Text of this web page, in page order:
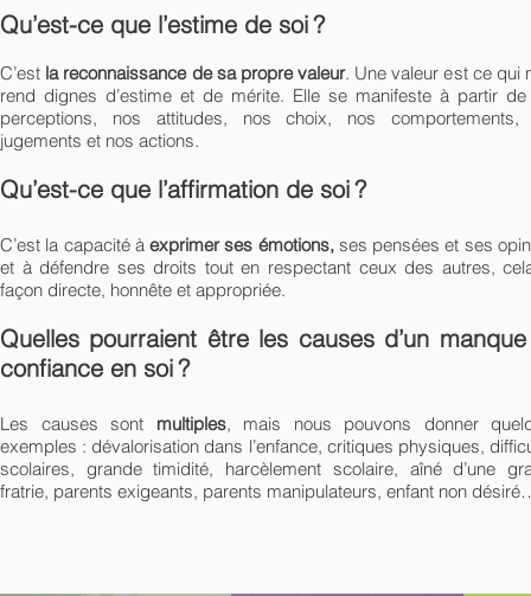
Qu’est-ce que l’estime de soi ?
C’est la reconnaissance de sa propre valeur. Une valeur est ce qui
rend dignes d’estime et de mérite. Elle se manifeste à partir
perceptions, nos attitudes, nos choix, nos comportements,
jugements et nos actions.
Qu’est-ce que l’affirmation de soi ?
C’est la capacité àexprimer ses émotions,ses pensées et ses
et à défendre ses droits tout en respectant ceux des autres,
façon directe, honnête et appropriée.
Quelles pourraient être les causes d’un
confiance en soi ?
Les causes sont multiples, mais nous pouvons donner
exemples : dévalorisation dans l’enfance, critiques physiques,
scolaires, grande timidité, harcèlement scolaire, aîné d’une
fratrie, parents exigeants, parents manipulateurs, enfant non